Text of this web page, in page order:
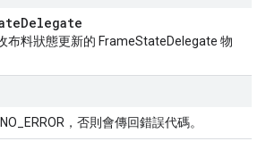
Delegate
布料狀態更新的 FrameStateDelegate 物
，否則會傳回錯誤代碼。